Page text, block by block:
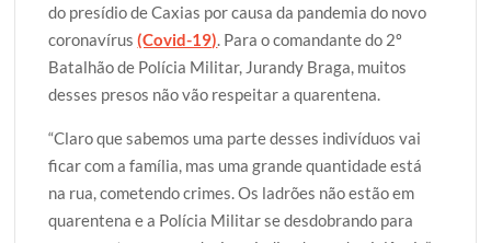
t
t
e
r
e
b
o
o
t
s
A
p
g
g
e
r
r
e
do presídio de Caxias por causa da pandemia do novo
coronavírus(Covid-19). Para o comandante do 2º
Batalhão de Polícia Militar, Jurandy Braga, muitos
desses presos não vão respeitar a quarentena.
“Claro que sabemos uma parte desses indivíduos vai
ficar com a família, mas uma grande quantidade está
na rua, cometendo crimes. Os ladrões não estão em
quarentena e a Polícia Militar se desdobrando para